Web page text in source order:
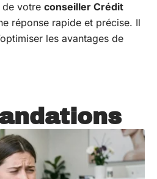
de votre conseiller Crédit
réponse rapide et précise. Il
les avantages de